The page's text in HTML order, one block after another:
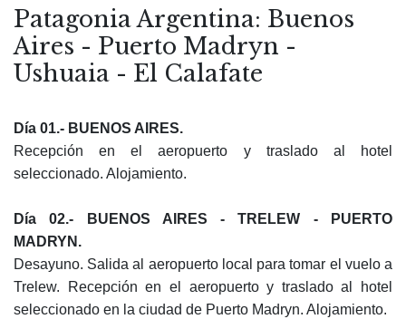
Patagonia Argentina: Buenos
Aires - Puerto Madryn -
Ushuaia - El Calafate
Día 01.- BUENOS AIRES.
Recepción en el aeropuerto y traslado al hotel
seleccionado. Alojamiento.
Día 02.- BUENOS AIRES - TRELEW - PUERTO
MADRYN.
Desayuno. Salida al aeropuerto local para tomar el vuelo a
Trelew. Recepción en el aeropuerto y traslado al hotel
seleccionado en la ciudad de Puerto Madryn. Alojamiento.